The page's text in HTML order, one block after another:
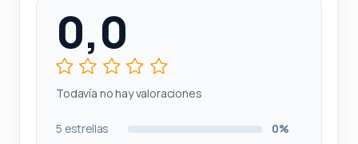
0,0
Todavía no hay valoraciones
5 estrellas
0%